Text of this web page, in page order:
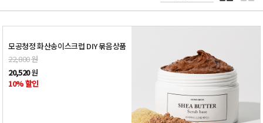
모공청정 화산송이스크럽 DIY 묶음상품
22,800원
20,520원
10% 할인